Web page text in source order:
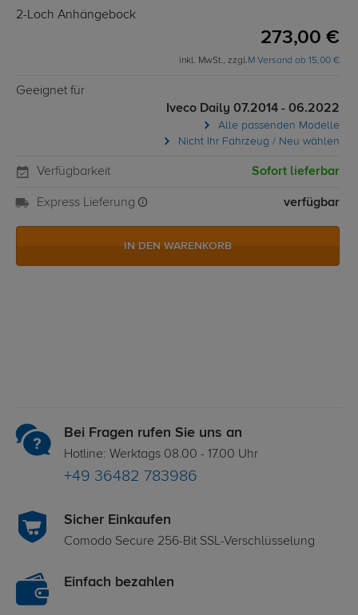
2-Loch Anhängebock
273,00 €
inkl. MwSt., zzgl.M Versand ab 15,00 €
Geeignet für
Iveco Daily 07.2014 - 06.2022
Alle passenden Modelle
Nicht Ihr Fahrzeug / Neu wählen
Verfügbarkeit Sofort lieferbar
Express Lieferung verfügbar
IN DEN WARENKORB
Bei Fragen rufen Sie uns an
Hotline: Werktags 08.00 - 17.00 Uhr
+49 36482 783986
Sicher Einkaufen
Comodo Secure 256-Bit SSL-Verschlüsselung
Einfach bezahlen